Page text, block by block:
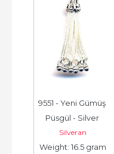
9551 - Yeni Gümüş
Püsgül - Silver
Tassel -  شرابة فضية
جديدة - الخرزة...
Silveran
Weight: 16.5 gram